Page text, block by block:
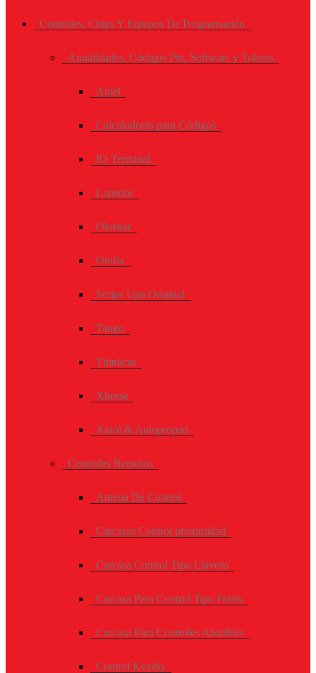
Controles, Chips Y Equipos De Programación
Anualidades, Códigos Pin, Software y Tokens
Autel
Calculadoras para Códigos
IO Terminal
Lonsdor
Obdstar
Otofix
Scrips Upa Original
Tango
Thinkcar
Xhorse
Xtool & Autopropad
Controles Remotos
Antena De Control
Carcasas Control proximidad
Carcasa Control Tipo Llavero
Carcasa Para Control Tipo Fobik
Carcasa Para Controles Abatibles
Control Keydiy